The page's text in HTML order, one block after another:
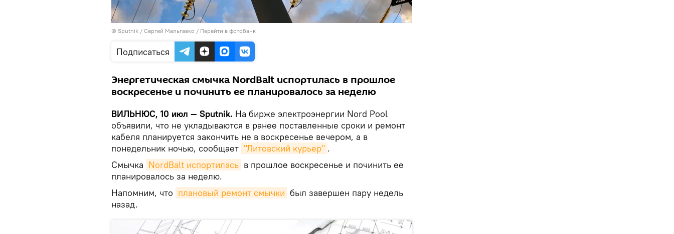
© Sputnik / Сергей Мальгавко / Перейти в фотобанк
Подписаться
Энергетическая смычка NordBalt испортилась в прошлое
воскресенье и починить ее планировалось за неделю
ВИЛЬНЮС, 10 июл — Sputnik. На бирже электроэнергии Nord Pool
объявили, что не укладываются в ранее поставленные сроки и ремонт
кабеля планируется закончить не в воскресенье вечером, а в
понедельник ночью, сообщает "Литовский курьер" .
Смычка NordBalt испортилась в прошлое воскресенье и починить ее
планировалось за неделю.
Напомним, что плановый ремонт смычки был завершен пару недель
назад.